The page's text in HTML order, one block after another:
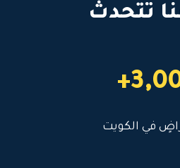
تتحدث
في الكويت